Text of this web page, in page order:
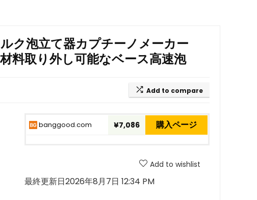
ク泡立て器カプチーノメーカー
料取り外し可能なベース高速泡
Add to compare
banggood.com ¥7,086 購入ページ
Add to wishlist
最終更新日2026年8月7日 12:34 PM